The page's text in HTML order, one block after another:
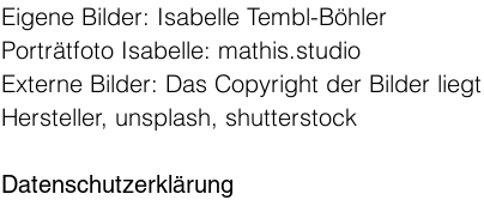
Eigene Bilder: Isabelle Tembl-Böhler
Porträtfoto Isabelle: mathis.studio
Externe Bilder: Das Copyright der Bilder
Hersteller, unsplash, shutterstock
Datenschutzerklärung